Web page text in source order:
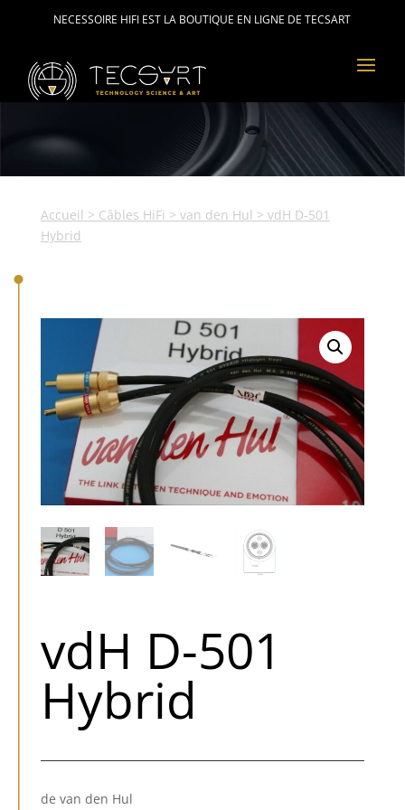
NECESSOIRE HIFI EST LA BOUTIQUE EN LIGNE DE TECSART
Accueil > Câbles HiFi > van den Hul > vdH D-501
Hybrid
vdH D-501
Hybrid
de van den Hul